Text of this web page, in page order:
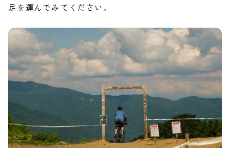
足を運んでみてください。